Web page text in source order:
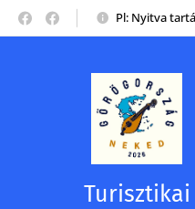
Pl: Nyitva
Turisztikai